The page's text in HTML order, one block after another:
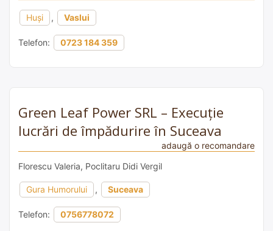
Huși , Vaslui
Telefon: 0723 184 359
Green Leaf Power SRL – Execuție
lucrări de împădurire în Suceava
adaugă o recomandare
Florescu Valeria, Poclitaru Didi Vergil
Gura Humorului , Suceava
Telefon: 0756778072